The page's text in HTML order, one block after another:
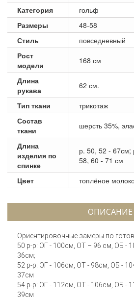
Категория
гольф
Размеры
48-58
Стиль
повседневный
Рост
модели
168 см
Длина
рукава
62 см.
Тип ткани
трикотаж
Состав
ткани
шерсть 35%,
Длина
изделия по
спинке
р. 50, 52 - 67см;
58, 60 - 71 см
Цвет топлёное
ОПИСАНИЕ
Ориентировочные замеры по
50 р-р: ОГ - 100см, ОТ – 96 см, ОБ -
36см;
52 р-р: ОГ - 106см, ОТ - 98см, ОБ -
37см
54 р-р: ОГ - 112см, ОТ - 106см, ОБ -
39см